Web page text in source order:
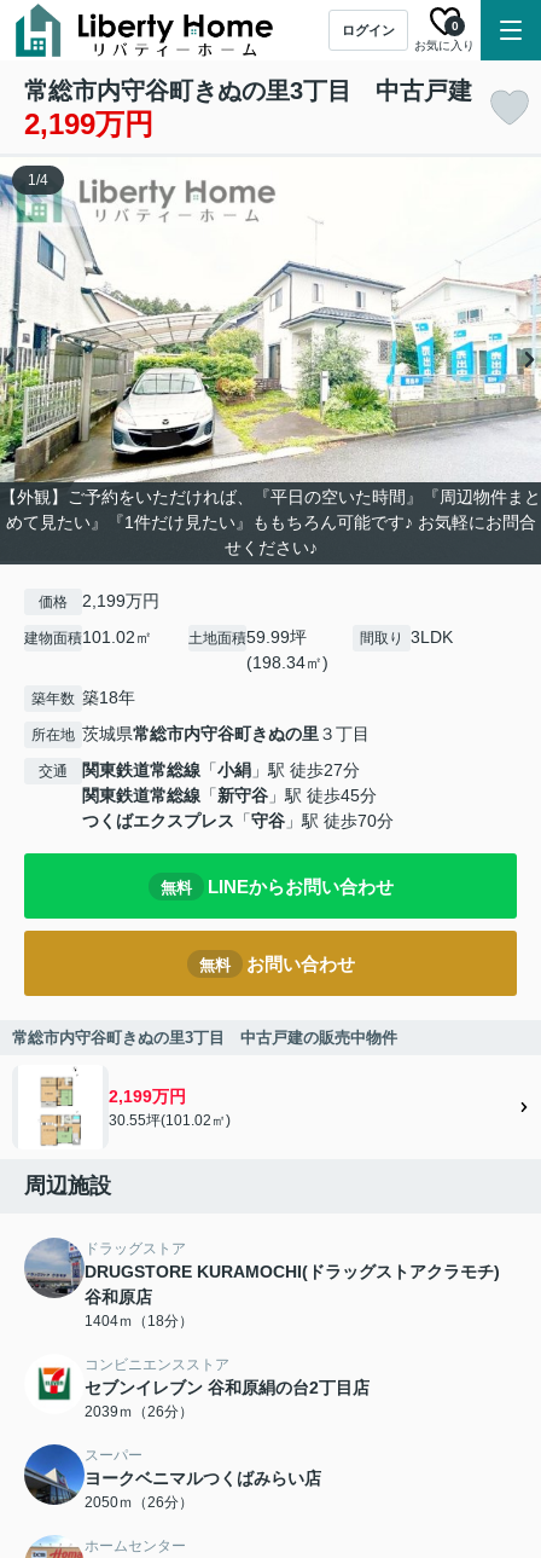
ログイン
お気に入り
0
常総市内守谷町きぬの里3丁目 中古戸建
2,199万円
【外観】ご予約をいただければ、『平日の空いた時間』『周辺物件まと
めて見たい』『1件だけ見たい』ももちろん可能です♪ お気軽にお問合
せください♪
1/4
価格 2,199万円
建物面積101.02㎡ 土地面積59.99坪
(198.34㎡)
間取り 3LDK
築年数 築18年
所在地 茨城県常総市内守谷町きぬの里３丁目
交通 関東鉄道常総線 「小絹 」駅 徒歩27分
関東鉄道常総線 「新守谷 」駅 徒歩45分
つくばエクスプレス 「守谷 」駅 徒歩70分
無料 LINEからお問い合わせ
無料 お問い合わせ
常総市内守谷町きぬの里3丁目 中古戸建の販売中物件
2,199万円
30.55坪(101.02㎡)
周辺施設
ドラッグストア
DRUGSTORE KURAMOCHI(ドラッグストアクラモチ)
谷和原店
1404ｍ（18分）
コンビニエンスストア
セブンイレブン 谷和原絹の台2丁目店
2039ｍ（26分）
スーパー
ヨークベニマルつくばみらい店
2050ｍ（26分）
ホームセンター